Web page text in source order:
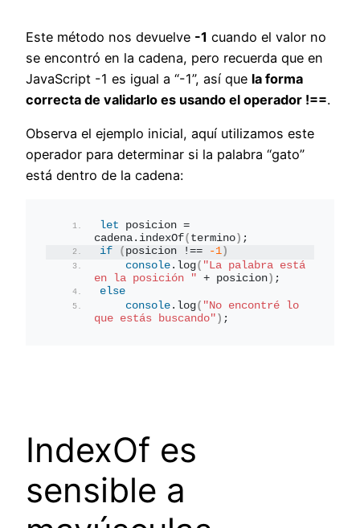
Este método nos devuelve -1 cuando el valor no
se encontró en la cadena, pero recuerda que en
JavaScript -1 es igual a “-1”, así que la forma
correcta de validarlo es usando el operador !==.
Observa el ejemplo inicial, aquí utilizamos este
operador para determinar si la palabra “gato”
está dentro de la cadena:
let posicion =
cadena. indexOf( termino) ;
if
( posicion !== -1)
console . log( "La palabra está
en la posición " + posicion) ;
else
console . log( "No encontré lo
que estás buscando" ) ;
IndexOf es
sensible a